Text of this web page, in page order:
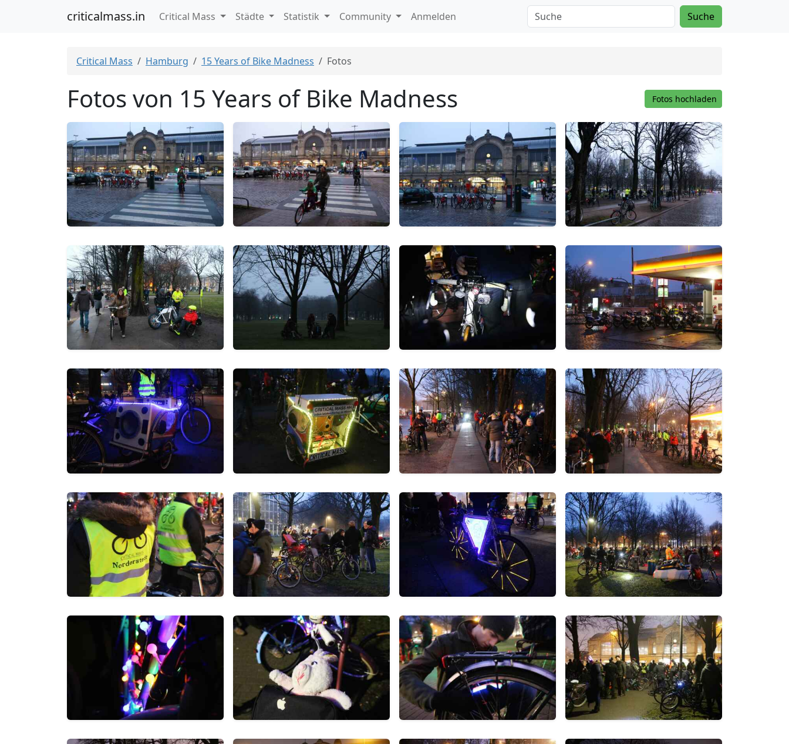
criticalmass.in Critical Mass Städte Statistik Community Anmelden Suche
Critical Mass Hamburg 15 Years of Bike Madness Fotos
Fotos von 15 Years of Bike Madness Fotos hochladen